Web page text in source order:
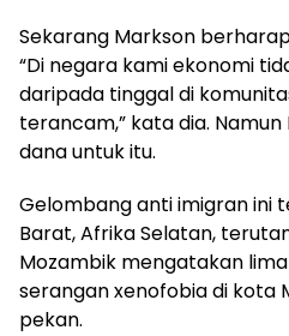
Sekarang Markson
“Di negara kami ekonomi
daripada tinggal di
terancam,” kata dia.
dana untuk itu.
Gelombang anti imigran ini
Barat, Afrika Selatan,
Mozambik mengatakan
serangan xenofobia di kota
pekan.